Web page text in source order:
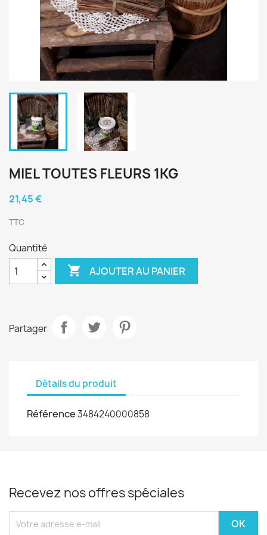
MIEL TOUTES FLEURS 1KG
21,45 €
TTC
Quantité
 AJOUTER AU PANIER
Partager
Détails du produit
Référence3484240000858
Recevez nos offres spéciales